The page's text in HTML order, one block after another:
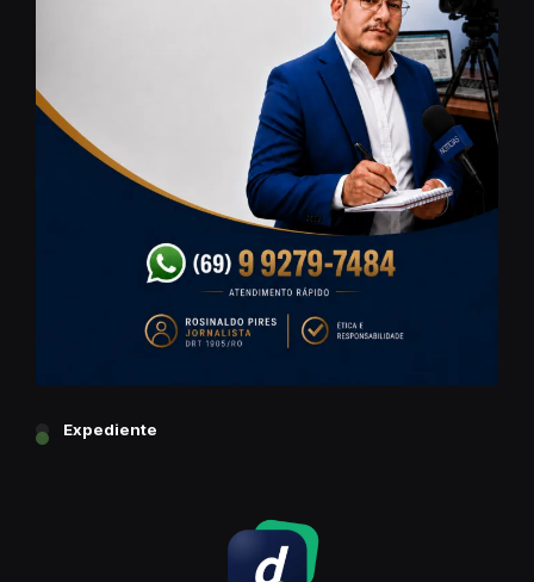
Expediente